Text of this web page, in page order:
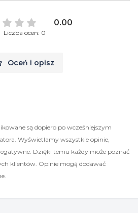
0.00
Liczba ocen: 0
Oceń i opisz
są dopiero po wcześniejszym
Wyświetlamy wszystkie opinie,
Dzięki temu każdy może poznać
klientów. Opinie mogą dodawać